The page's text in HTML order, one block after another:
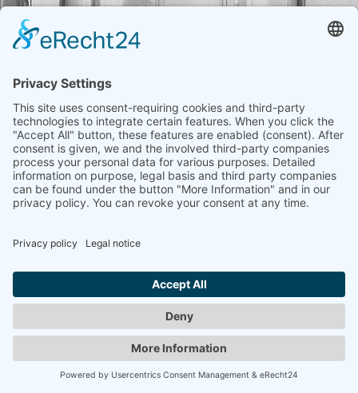
VERHAEGHE, VALENTINE
1992
Zurück
© 2008-2026 Senator für Kultur Bremen
Privacy Policy